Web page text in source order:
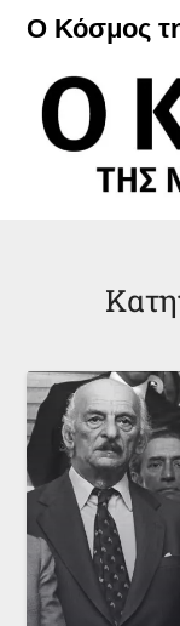
Μετάβαση
περιεχόμενο
Ο Κόσμος